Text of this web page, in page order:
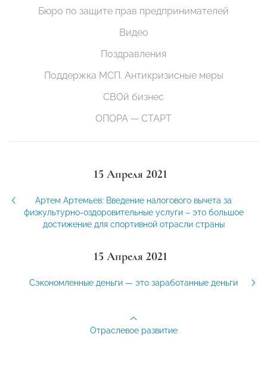
Бюро по защите прав предпринимателей
Видео
Поздравления
Поддержка МСП. Антикризисные меры
СВОй бизнес
ОПОРА — СТАРТ
15 Апреля 2021
Артем Артемьев: Введение налогового вычета за
физкультурно-оздоровительные услуги – это большое
достижение для спортивной отрасли страны
15 Апреля 2021
Сэкономленные деньги — это заработанные деньги
Отраслевое развитие